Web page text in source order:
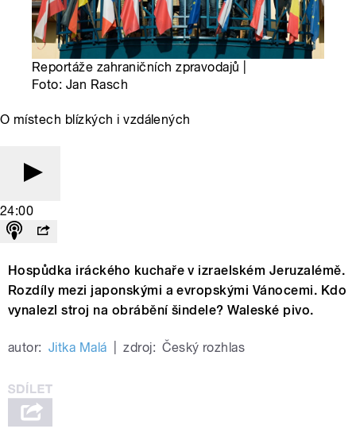
Reportáže zahraničních zpravodajů |
Foto: Jan Rasch
O místech blízkých i vzdálených
24:00
Hospůdka iráckého kuchaře v izraelském Jeruzalémě.
Rozdíly mezi japonskými a evropskými Vánocemi. Kdo
vynalezl stroj na obrábění šindele? Waleské pivo.
autor: Jitka Malá zdroj: Český rozhlas